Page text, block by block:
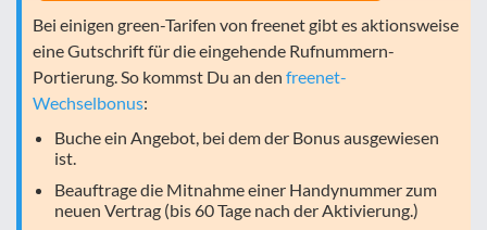
Bei einigen green-Tarifen von freenet gibt es aktionsweise
eine Gutschrift für die eingehende Rufnummern-
Portierung. So kommst Du an den freenet-
Wechselbonus:
Buche ein Angebot, bei dem der Bonus ausgewiesen
ist.
Beauftrage die Mitnahme einer Handynummer zum
neuen Vertrag (bis 60 Tage nach der Aktivierung.)